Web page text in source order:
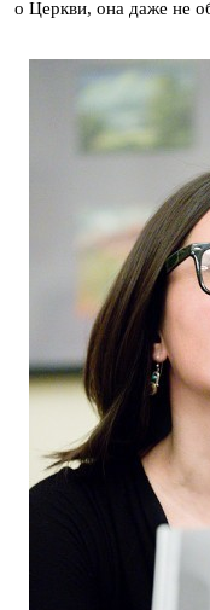
о Церкви, она даже не